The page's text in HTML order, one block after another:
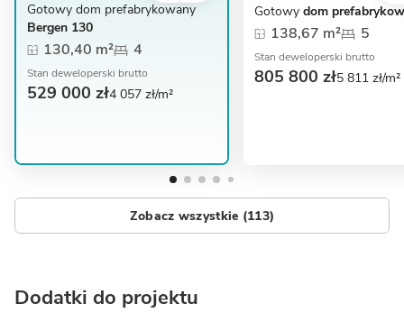
Gotowy dom prefabrykowany
Bergen 130
130,40 m² 4
Stan deweloperski brutto
529 000 zł4 057 zł/m²
Gotowy dom
138,67 m² 5
Stan deweloperski brutto
805 800 zł5 811 zł/m²
Zobacz wszystkie (113)
Dodatki do projektu